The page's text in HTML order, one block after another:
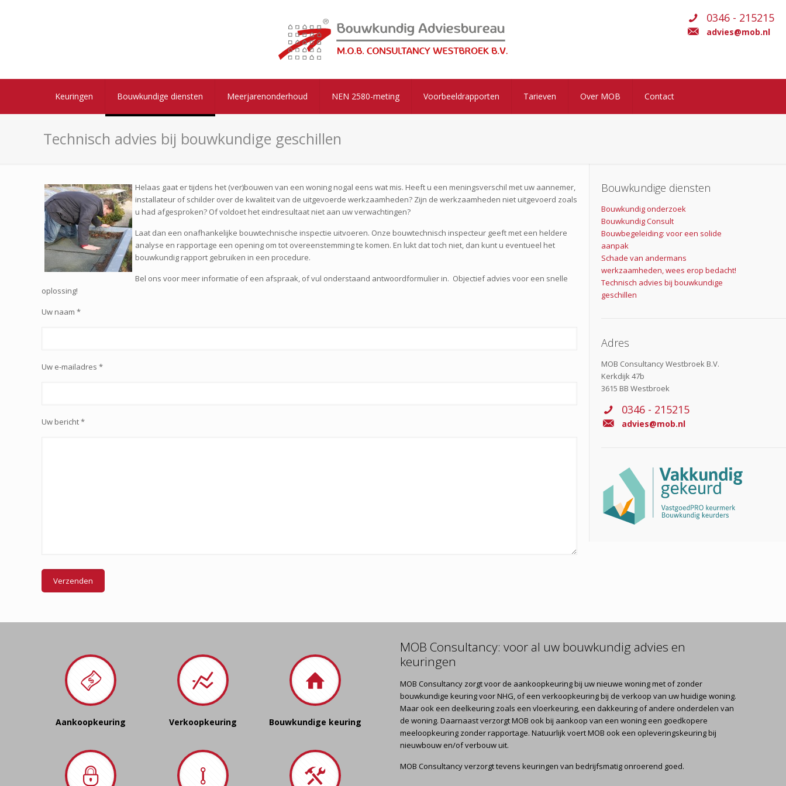
0346 - 215215
advies@mob.nl
Keuringen Bouwkundige diensten Meerjarenonderhoud NEN 2580-meting Voorbeeldrapporten Tarieven Over MOB Contact
Technisch advies bij bouwkundige geschillen
Helaas gaat er tijdens het (ver)bouwen van een woning nogal eens wat mis. Heeft u een meningsverschil met uw aannemer,
installateur of schilder over de kwaliteit van de uitgevoerde werkzaamheden? Zijn de werkzaamheden niet uitgevoerd zoals
u had afgesproken? Of voldoet het eindresultaat niet aan uw verwachtingen?
Laat dan een onafhankelijke bouwtechnische inspectie uitvoeren. Onze bouwtechnisch inspecteur geeft met een heldere
analyse en rapportage een opening om tot overeenstemming te komen. En lukt dat toch niet, dan kunt u eventueel het
bouwkundig rapport gebruiken in een procedure.
Bel ons voor meer informatie of een afspraak, of vul onderstaand antwoordformulier in. Objectief advies voor een snelle
oplossing!
Uw naam *
Uw e-mailadres *
Uw bericht *
Bouwkundige diensten
Bouwkundig onderzoek
Bouwkundig Consult
Bouwbegeleiding: voor een solide
aanpak
Schade van andermans
werkzaamheden, wees erop bedacht!
Technisch advies bij bouwkundige
geschillen
Adres
MOB Consultancy Westbroek B.V.
Kerkdijk 47b
3615 BB Westbroek
0346 - 215215
advies@mob.nl
Aankoopkeuring Verkoopkeuring Bouwkundige keuring
MOB Consultancy: voor al uw bouwkundig advies en
keuringen
MOB Consultancy zorgt voor de aankoopkeuring bij uw nieuwe woning met of zonder
bouwkundige keuring voor NHG, of een verkoopkeuring bij de verkoop van uw huidige woning.
Maar ook een deelkeuring zoals een vloerkeuring, een dakkeuring of andere onderdelen van
de woning. Daarnaast verzorgt MOB ook bij aankoop van een woning een goedkopere
meeloopkeuring zonder rapportage. Natuurlijk voert MOB ook een opleveringskeuring bij
nieuwbouw en/of verbouw uit.
MOB Consultancy verzorgt tevens keuringen van bedrijfsmatig onroerend goed.